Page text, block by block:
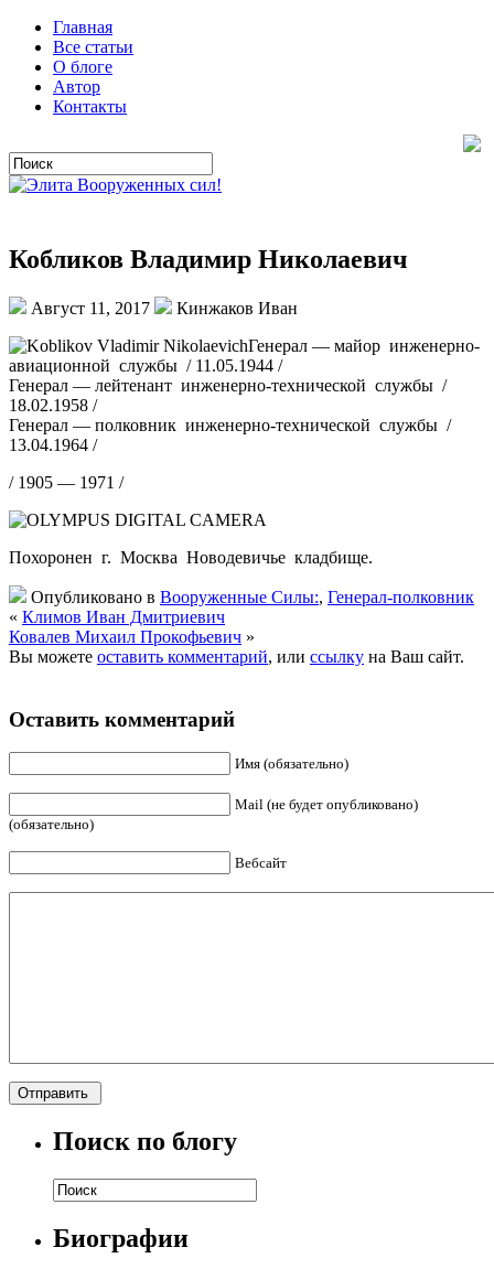
Главная
Все статьи
О блоге
Автор
Контакты
Кобликов Владимир Николаевич
Август 11, 2017
Кинжаков Иван
Генерал — майор инженерно-
авиационной службы / 11.05.1944 /
Генерал — лейтенант инженерно-технической службы /
18.02.1958 /
Генерал — полковник инженерно-технической службы /
13.04.1964 /
/ 1905 — 1971 /
Похоронен г. Москва Новодевичье кладбище.
Опубликовано в Вооруженные Силы:, Генерал-полковник
« Климов Иван Дмитриевич
Ковалев Михаил Прокофьевич »
Вы можете оставить комментарий, или ссылку на Ваш сайт.
Оставить комментарий
Имя (обязательно)
Mail (не будет опубликовано)
(обязательно)
Вебсайт
Поиск по блогу
Биографии